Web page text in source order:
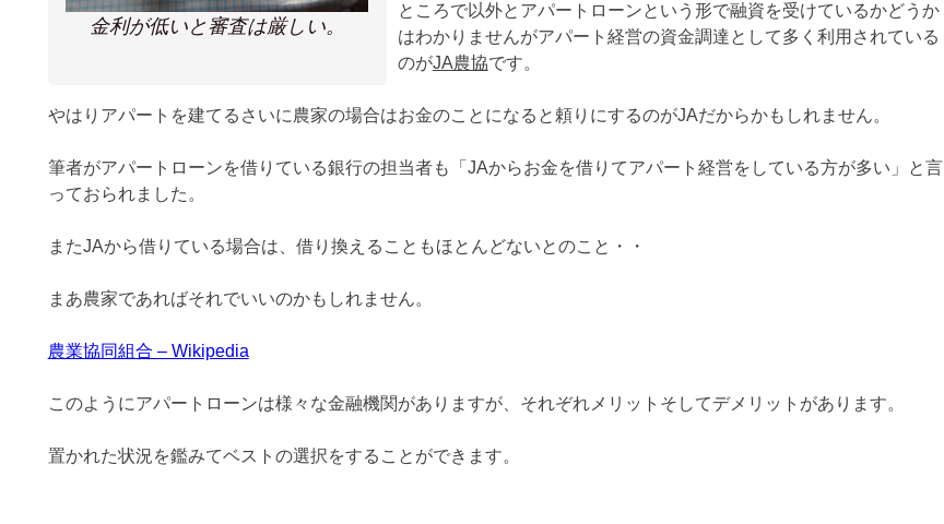
金利が低いと審査は厳しい。
ところで以外とアパートローンという形で融資を受けているかどうか
はわかりませんがアパート経営の資金調達として多く利用されている
のがJA農協です。
やはりアパートを建てるさいに農家の場合はお金のことになると頼りにするのがJAだからかもしれません。
筆者がアパートローンを借りている銀行の担当者も「JAからお金を借りてアパート経営をしている方が多い」と言
っておられました。
またJAから借りている場合は、借り換えることもほとんどないとのこと・・
まあ農家であればそれでいいのかもしれません。
農業協同組合 – Wikipedia
このようにアパートローンは様々な金融機関がありますが、それぞれメリットそしてデメリットがあります。
置かれた状況を鑑みてベストの選択をすることができます。